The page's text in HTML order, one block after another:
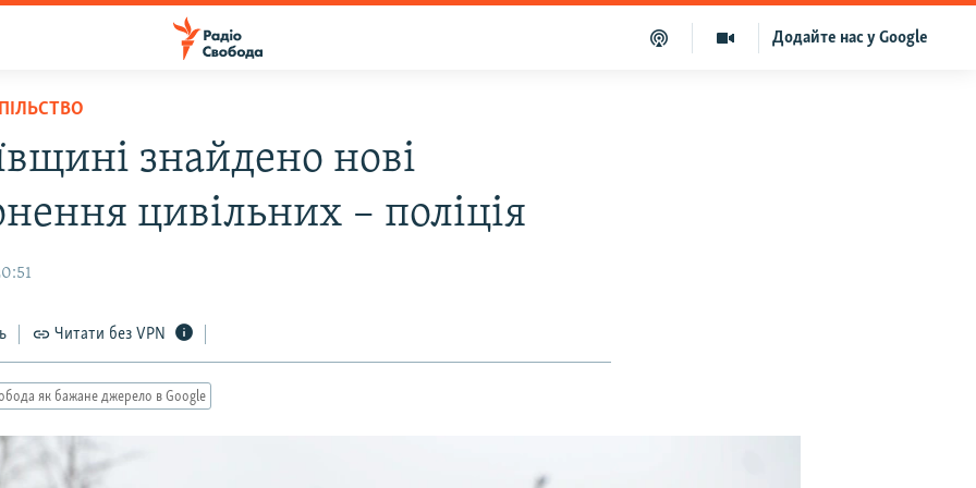
Додайте нас у Google
знайдено нові
цивільних – поліція
Читати без VPN
як бажане джерело в Google